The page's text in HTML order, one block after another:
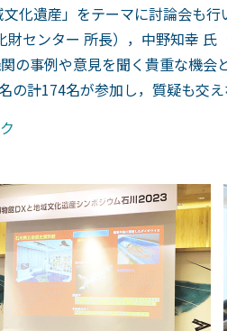
化遺産」をテーマに討論会も
センター 所長），中野知幸
の事例や意見を聞く貴重な機会
計174名が参加し，質疑も交え